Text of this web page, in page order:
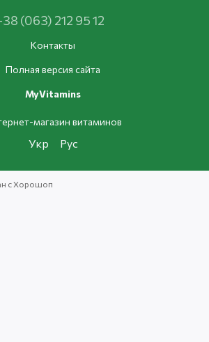
(063) 212 95 12
Контакты
Полная версия сайта
MyVitamins
магазин витаминов
Укр Рус
с Хорошоп